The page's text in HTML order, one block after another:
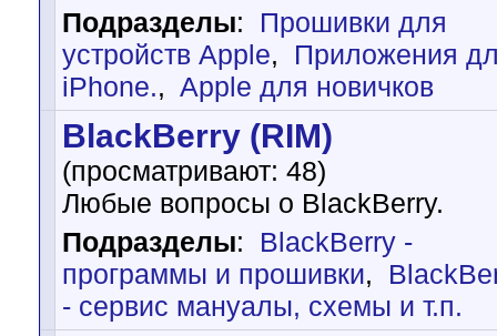
Подразделы:
Прошивки для
устройств Apple,
Приложения
iPhone., Apple для новичков
BlackBerry (RIM)
(просматривают: 48)
Любые вопросы о BlackBerry.
Подразделы:
BlackBerry -
программы и прошивки,
- cервис мануалы, схемы и т.п.